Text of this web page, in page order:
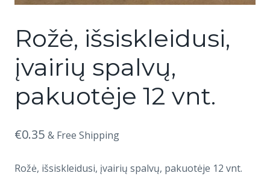
Rožė, išsiskleidusi,
įvairių spalvų,
pakuotėje 12 vnt.
€0.35 & Free Shipping
Rožė, išsiskleidusi, įvairių spalvų, pakuotėje 12 vnt.